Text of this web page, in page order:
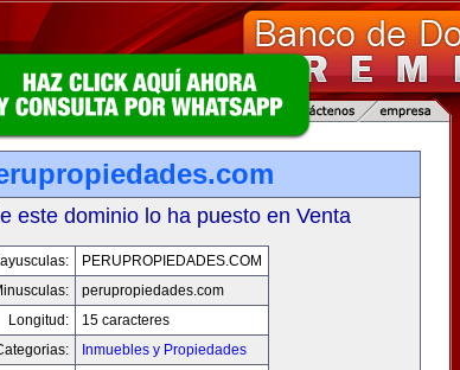
este dominio lo ha puesto en Venta
PERUPROPIEDADES.COM
perupropiedades.com
Longitud:
15 caracteres
Inmuebles y Propiedades